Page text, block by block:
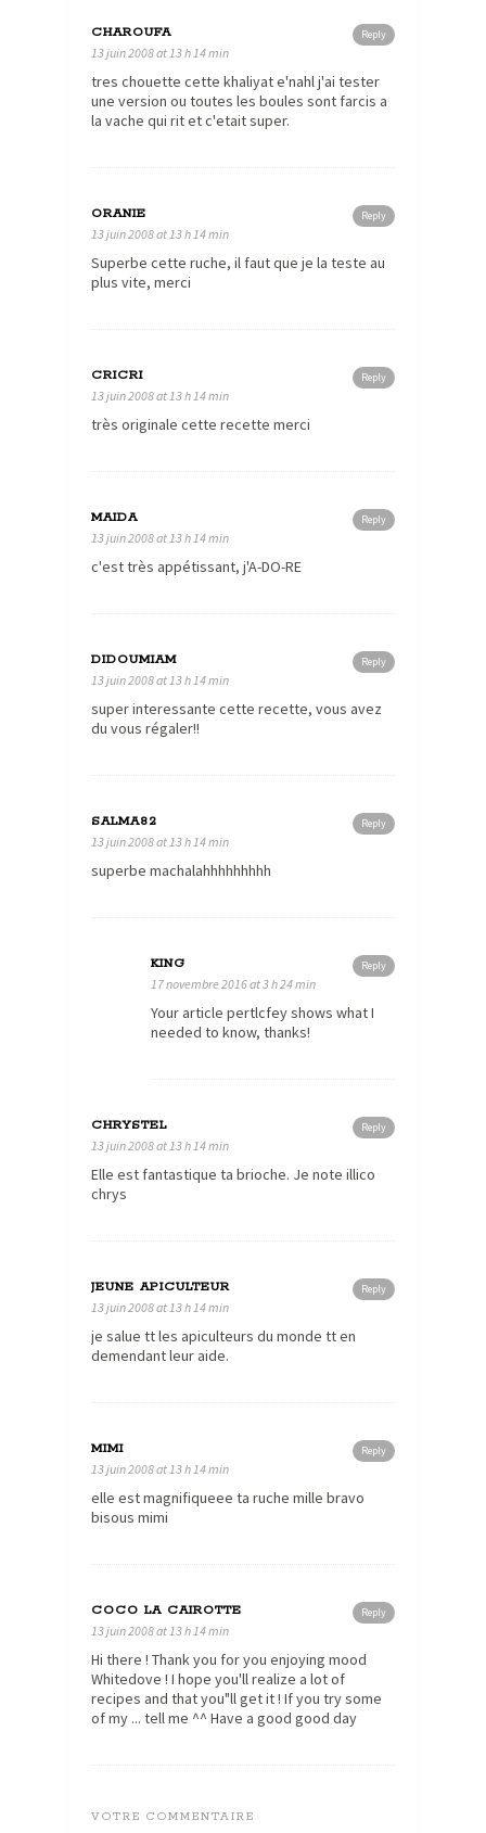
Reply
CHAROUFA
13 juin 2008 at 13 h 14 min
tres chouette cette khaliyat e'nahl j'ai tester
une version ou toutes les boules sont farcis a
la vache qui rit et c'etait super.
Reply
ORANIE
13 juin 2008 at 13 h 14 min
Superbe cette ruche, il faut que je la teste au
plus vite, merci
Reply
CRICRI
13 juin 2008 at 13 h 14 min
très originale cette recette merci
Reply
MAIDA
13 juin 2008 at 13 h 14 min
c'est très appétissant, j'A-DO-RE
Reply
DIDOUMIAM
13 juin 2008 at 13 h 14 min
super interessante cette recette, vous avez
du vous régaler!!
Reply
SALMA82
13 juin 2008 at 13 h 14 min
superbe machalahhhhhhhhh
Reply
KING
17 novembre 2016 at 3 h 24 min
Your article pertlcfey shows what I
needed to know, thanks!
Reply
CHRYSTEL
13 juin 2008 at 13 h 14 min
Elle est fantastique ta brioche. Je note illico
chrys
Reply
JEUNE APICULTEUR
13 juin 2008 at 13 h 14 min
je salue tt les apiculteurs du monde tt en
demendant leur aide.
Reply
MIMI
13 juin 2008 at 13 h 14 min
elle est magnifiqueee ta ruche mille bravo
bisous mimi
Reply
COCO LA CAIROTTE
13 juin 2008 at 13 h 14 min
Hi there ! Thank you for you enjoying mood
Whitedove ! I hope you'll realize a lot of
recipes and that you"ll get it ! If you try some
of my ... tell me ^^ Have a good good day
VOTRE COMMENTAIRE